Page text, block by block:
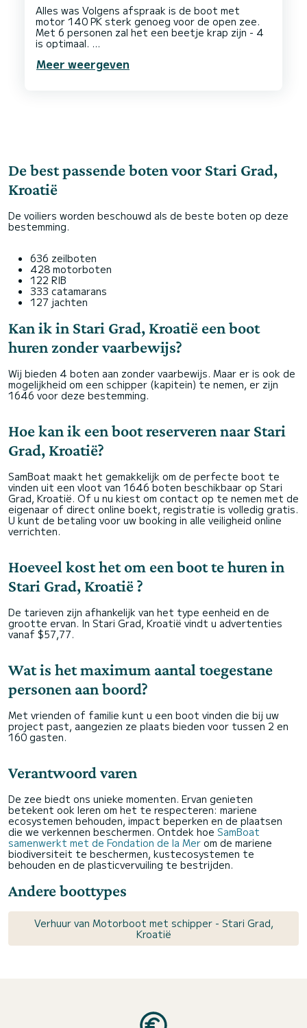
Alles was Volgens afspraak is de boot met
motor 140 PK sterk genoeg voor de open zee.
Met 6 personen zal het een beetje krap zijn - 4
is optimaal.
om te zwemmen en snorkelen. Goede
Meer weergeven
De best passende boten voor Stari Grad,
Kroatië
De voiliers worden beschouwd als de beste boten op deze
bestemming.
636 zeilboten
428 motorboten
122 RIB
333 catamarans
127 jachten
Kan ik in Stari Grad, Kroatië een boot
huren zonder vaarbewijs?
Wij bieden 4 boten aan zonder vaarbewijs. Maar er is ook de
mogelijkheid om een schipper (kapitein) te nemen, er zijn
1646 voor deze bestemming.
Hoe kan ik een boot reserveren naar Stari
Grad, Kroatië?
SamBoat maakt het gemakkelijk om de perfecte boot te
vinden uit een vloot van 1646 boten beschikbaar op Stari
Grad, Kroatië. Of u nu kiest om contact op te nemen met de
eigenaar of direct online boekt, registratie is volledig gratis.
U kunt de betaling voor uw booking in alle veiligheid online
verrichten.
Hoeveel kost het om een boot te huren in
Stari Grad, Kroatië ?
De tarieven zijn afhankelijk van het type eenheid en de
grootte ervan. In Stari Grad, Kroatië vindt u advertenties
vanaf $57,77.
Wat is het maximum aantal toegestane
personen aan boord?
Met vrienden of familie kunt u een boot vinden die bij uw
project past, aangezien ze plaats bieden voor tussen 2 en
160 gasten.
Verantwoord varen
De zee biedt ons unieke momenten. Ervan genieten
betekent ook leren om het te respecteren: mariene
ecosystemen behouden, impact beperken en de plaatsen
die we verkennen beschermen. Ontdek hoe SamBoat
samenwerkt met de Fondation de la Mer om de mariene
biodiversiteit te beschermen, kustecosystemen te
behouden en de plasticvervuiling te bestrijden.
Andere boottypes
Verhuur van Motorboot met schipper - Stari Grad,
Kroatië